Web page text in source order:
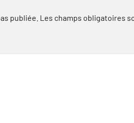
publiée. Les champs obligatoires